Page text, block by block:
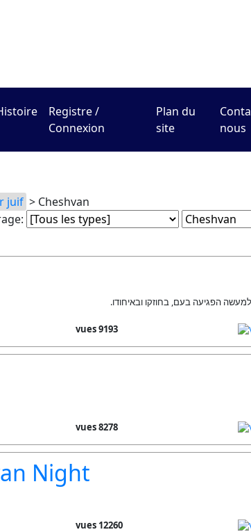
Registre /
Connexion
Plan du
site
nous
juif > Cheshvan
הפגיעה בעם, בחוזקו ובאיחודו.
9193 vues
8278 vues
Night
12260 vues